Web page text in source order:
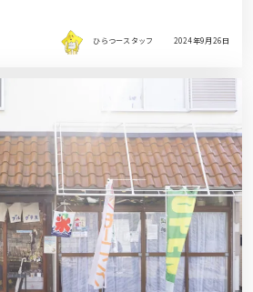
ひらつースタッフ 2024年9月26日